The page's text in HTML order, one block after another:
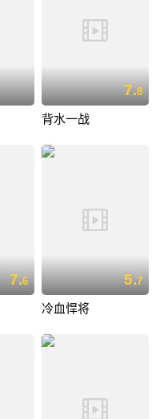
7.8
背水一战
7.6 5.7
冷血悍将